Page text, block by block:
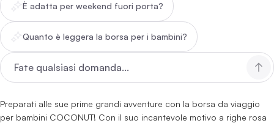
È adatta per weekend fuori porta?
Quanto è leggera la borsa per i bambini?
Preparati alle sue prime grandi avventure con la borsa da viaggio
per bambini COCONUT! Con il suo incantevole motivo a righe rosa